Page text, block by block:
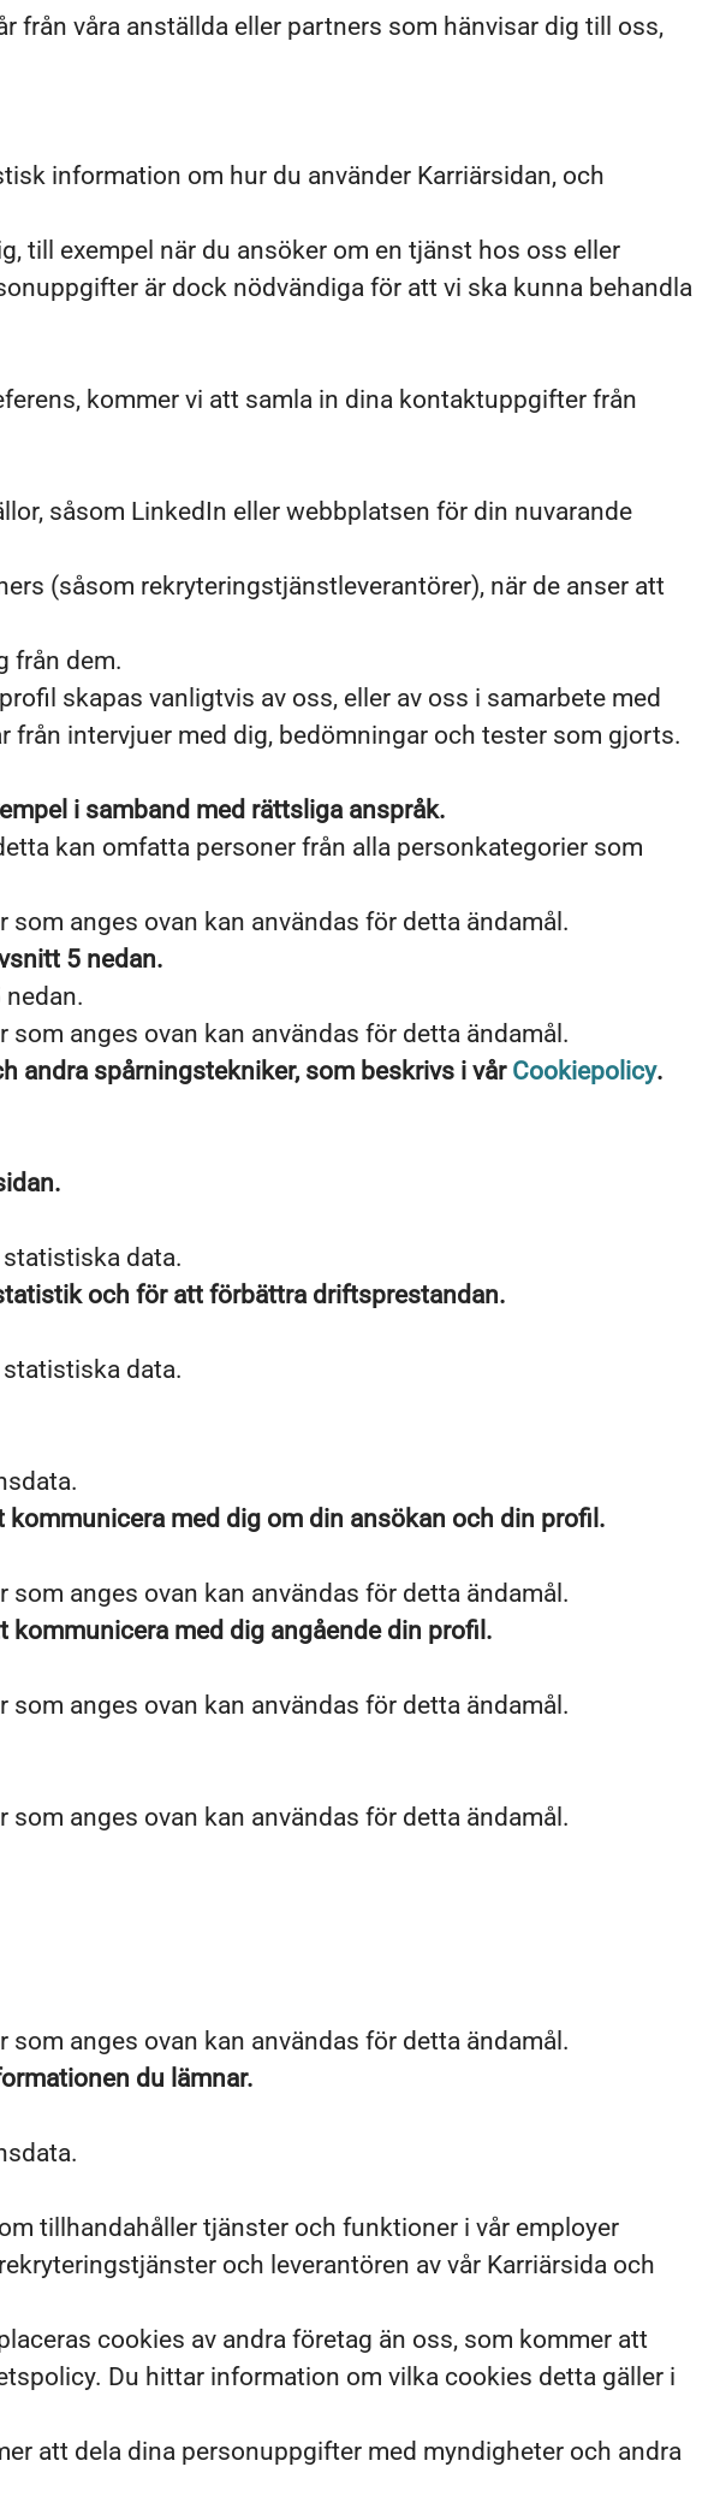
från våra anställda eller partners som hänvisar dig till oss,
information om hur du använder Karriärsidan, och
till exempel när du ansöker om en tjänst hos oss eller
är dock nödvändiga för att vi ska kunna behandla
kommer vi att samla in dina kontaktuppgifter från
såsom LinkedIn eller webbplatsen för din nuvarande
(såsom rekryteringstjänstleverantörer), när de anser att
från dem.
skapas vanligtvis av oss, eller av oss i samarbete med
intervjuer med dig, bedömningar och tester som gjorts.
i samband med rättsliga anspråk.
kan omfatta personer från alla personkategorier som
anges ovan kan användas för detta ändamål.
5 nedan.
anges ovan kan användas för detta ändamål.
andra spårningstekniker, som beskrivs i vår Cookiepolicy.
data.
och för att förbättra driftsprestandan.
data.
med dig om din ansökan och din profil.
anges ovan kan användas för detta ändamål.
kommunicera med dig angående din profil.
anges ovan kan användas för detta ändamål.
anges ovan kan användas för detta ändamål.
anges ovan kan användas för detta ändamål.
du lämnar.
tillhandahåller tjänster och funktioner i vår employer
och leverantören av vår Karriärsida och
cookies av andra företag än oss, som kommer att
Du hittar information om vilka cookies detta gäller i
att dela dina personuppgifter med myndigheter och andra